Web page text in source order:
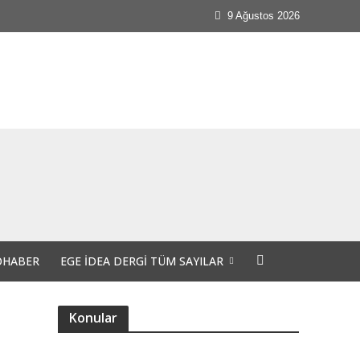
9 Ağustos 2026
EGE İDEA DERGI TÜM SAYILAR
Konular